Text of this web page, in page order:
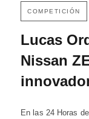
COMPETICIÓN
Lucas
Nissan
En las 24 Horas